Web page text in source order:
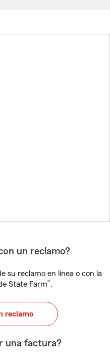
un reclamo?
su reclamo en línea o con la
State Farm®.
reclamo
una factura?